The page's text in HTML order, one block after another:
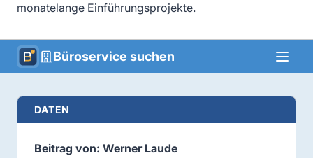
monatelange Einführungsprojekte.
Büroservice suchen
DATEN
Beitrag von: Werner Laude